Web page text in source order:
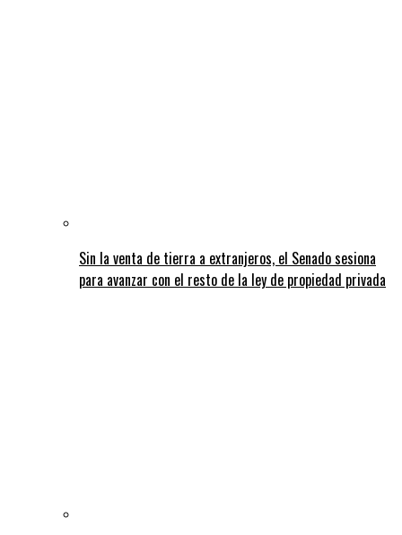
Sin la venta de tierra a extranjeros, el Senado sesiona
para avanzar con el resto de la ley de propiedad privada